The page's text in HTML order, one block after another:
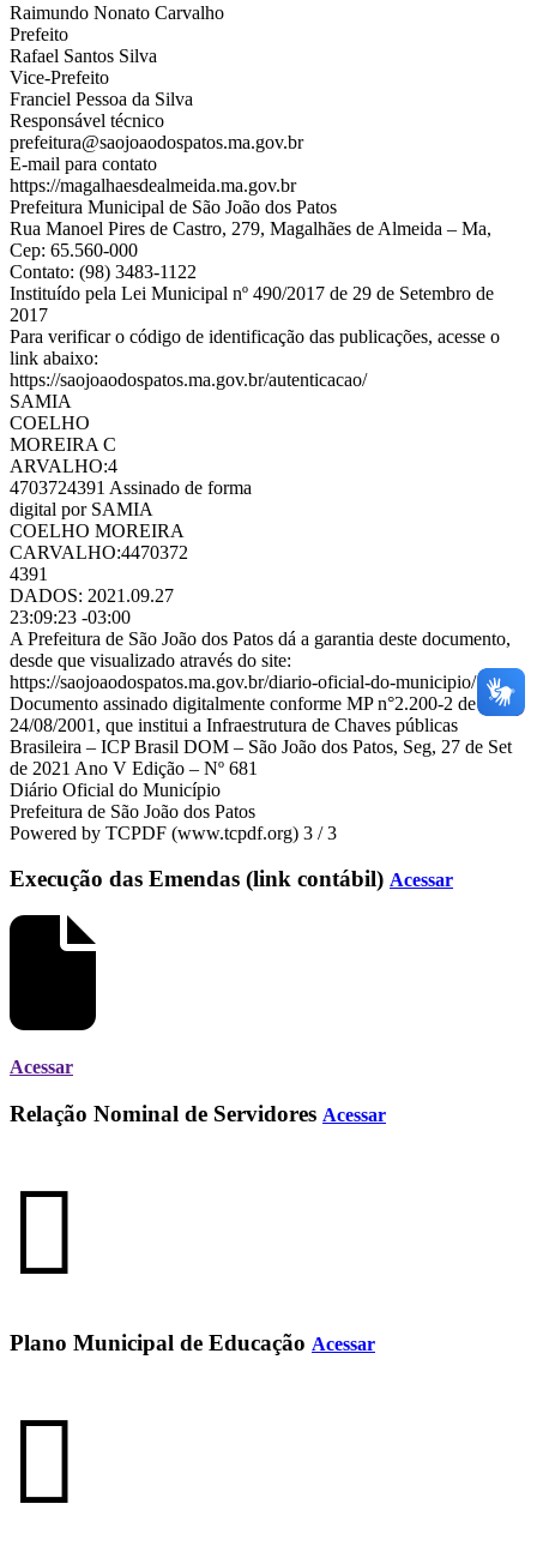
Raimundo Nonato Carvalho
Prefeito
Rafael Santos Silva
Vice-Prefeito
Franciel Pessoa da Silva
Responsável técnico
prefeitura@saojoaodospatos.ma.gov.br
E-mail para contato
https://magalhaesdealmeida.ma.gov.br
Prefeitura Municipal de São João dos Patos
Rua Manoel Pires de Castro, 279, Magalhães de Almeida – Ma,
Cep: 65.560-000
Contato: (98) 3483-1122
Instituído pela Lei Municipal nº 490/2017 de 29 de Setembro de
2017
Para verificar o código de identificação das publicações, acesse o
link abaixo:
https://saojoaodospatos.ma.gov.br/autenticacao/
SAMIA
COELHO
MOREIRA C
ARVALHO:4
4703724391 Assinado de forma
digital por SAMIA
COELHO MOREIRA
CARVALHO:4470372
4391
DADOS: 2021.09.27
23:09:23 -03:00
A Prefeitura de São João dos Patos dá a garantia deste documento,
desde que visualizado através do site:
https://saojoaodospatos.ma.gov.br/diario-oficial-do-municipio/
Documento assinado digitalmente conforme MP n°2.200-2 de
24/08/2001, que institui a Infraestrutura de Chaves públicas
Brasileira – ICP Brasil DOM – São João dos Patos, Seg, 27 de Set
de 2021 Ano V Edição – Nº 681
Diário Oficial do Município
Prefeitura de São João dos Patos
Powered by TCPDF (www.tcpdf.org) 3 / 3
Execução das Emendas (link contábil) Acessar
Acessar
Relação Nominal de Servidores Acessar
Plano Municipal de Educação Acessar